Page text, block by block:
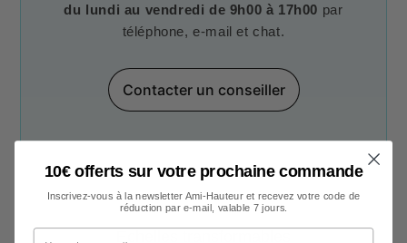
du lundi au vendredi de 9h00 à 17h00 par
téléphone, e-mail et chat.
Contacter un conseiller
10€ offerts sur votre prochaine commande
Inscrivez-vous à la newsletter Ami-Hauteur et recevez votre code de
réduction par e-mail, valable 7 jours.
Votre adresse e-mail